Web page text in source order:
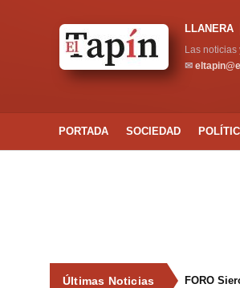
LLANERA
Las
✉
PORTADA SOCIEDAD
Últimas Noticias FORO